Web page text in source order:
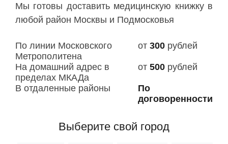
Мы готовы доставить медицинскую книжку в
любой район Москвы и Подмосковья
По линии Московского
Метрополитена
от 300 рублей
На домашний адрес в
пределах МКАДа
от 500 рублей
В отдаленные районы
По
договоренности
Выберите свой город